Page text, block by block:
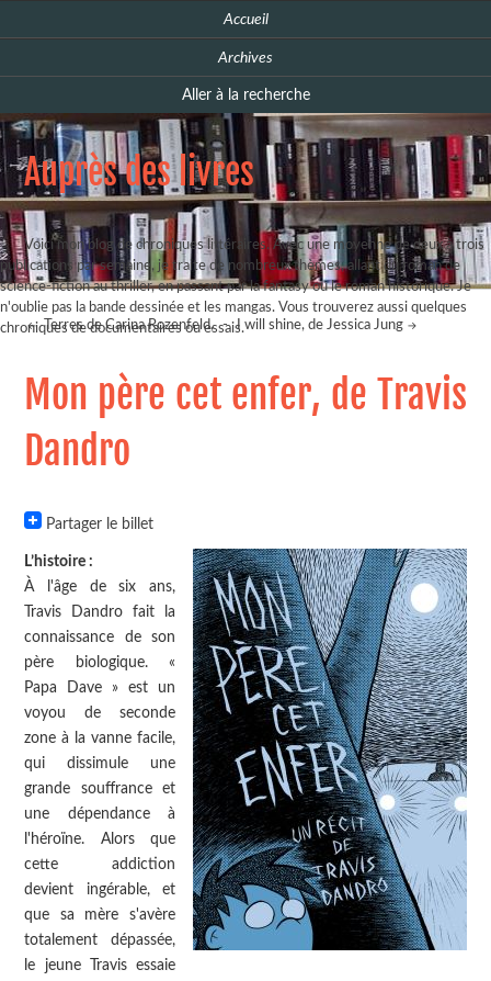
Accueil
Archives
Aller à la recherche
Auprès des livres
Voici mon blog de chroniques littéraires. Avec une moyenne de deux à trois
publications par semaine, je traite de nombreux thèmes, allant du roman de
science-fiction au thriller, en passant par la fantasy ou le roman historique. Je
n'oublie pas la bande dessinée et les mangas. Vous trouverez aussi quelques
chroniques de documentaires ou essais.
Terres de Carina Rozenfeld, - I will shine, de Jessica Jung
Mon père cet enfer, de Travis
Dandro
Partager le billet
L’histoire :
À l'âge de six ans,
Travis Dandro fait la
connaissance de son
père biologique. «
Papa Dave » est un
voyou de seconde
zone à la vanne facile,
qui dissimule une
grande souffrance et
une dépendance à
l'héroïne. Alors que
cette addiction
devient ingérable, et
que sa mère s'avère
totalement dépassée,
le jeune Travis essaie